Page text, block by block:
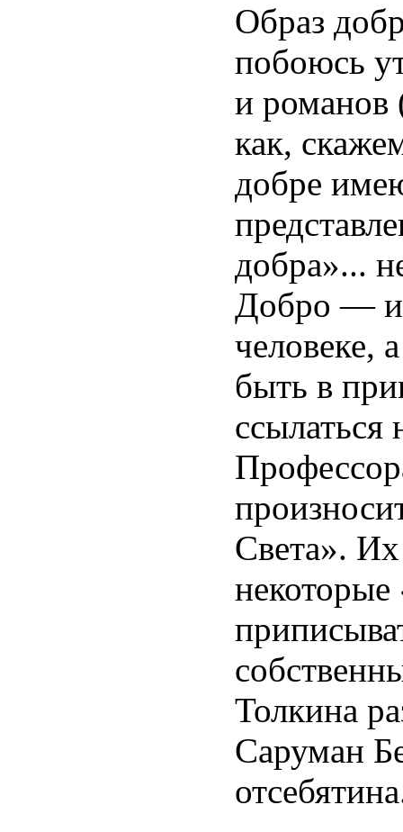
Образ
побоюсь
и романов
как,
добре
добра»...
Добро —
человеке,
быть в
ссылаться
Света».
Толкина
Саруман